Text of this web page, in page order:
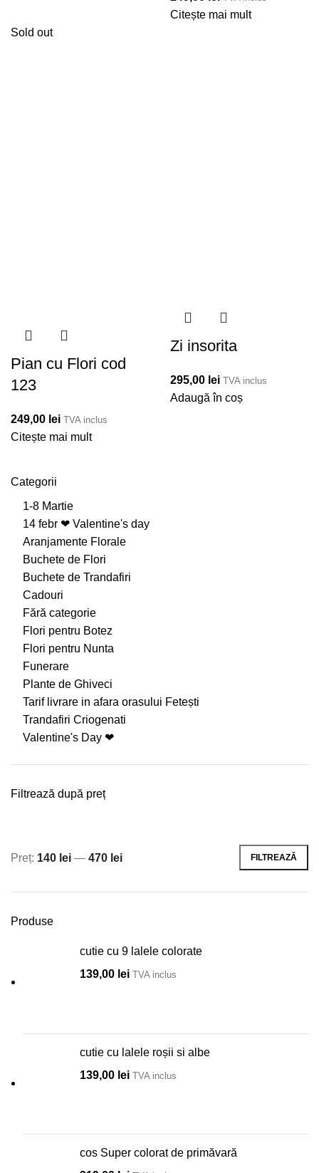
Categorii
1-8 Martie
14 febr ❤ Valentine's day
Aranjamente Florale
Buchete de Flori
Buchete de Trandafiri
Cadouri
Fără categorie
Flori pentru Botez
Flori pentru Nunta
Funerare
Plante de Ghiveci
Tarif livrare in afara orasului Fetești
Trandafiri Criogenati
Valentine's Day ❤
Filtrează după preț
Preț
Preț
FILTREAZĂ
Preț: 140 lei — 470 lei
Produse
cutie cu 9 lalele colorate
139,00 lei TVA inclus
cutie cu lalele roșii si albe
139,00 lei TVA inclus
cos Super colorat de primăvară
Citește mai mult
Sold out
Pian cu Flori cod
123
249,00 lei TVA inclus
Citește mai mult
Zi insorita
295,00 lei TVA inclus
Adaugă în coș